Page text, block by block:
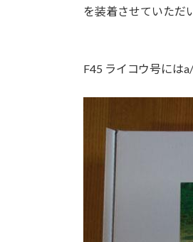
を装着させていただ
F45 ライコウ号には